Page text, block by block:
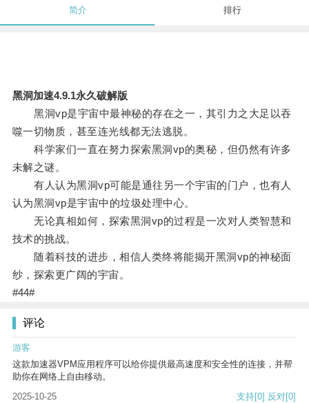
简介 排行
黑洞加速4.9.1永久破解版
黑洞vp是宇宙中最神秘的存在之一，其引力之大足以吞
噬一切物质，甚至连光线都无法逃脱。
科学家们一直在努力探索黑洞vp的奥秘，但仍然有许多
未解之谜。
有人认为黑洞vp可能是通往另一个宇宙的门户，也有人
认为黑洞vp是宇宙中的垃圾处理中心。
无论真相如何，探索黑洞vp的过程是一次对人类智慧和
技术的挑战。
随着科技的进步，相信人类终将能揭开黑洞vp的神秘面
纱，探索更广阔的宇宙。
#44#
评论
游客
这款加速器VPM应用程序可以给你提供最高速度和安全性的连接，并帮
助你在网络上自由移动。
2025-10-25
支持[0] 反对[0]